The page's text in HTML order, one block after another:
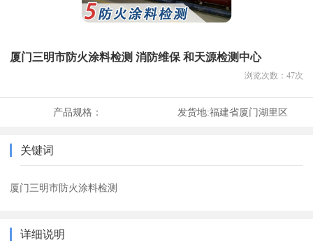
厦门三明市防火涂料检测 消防维保 和天源检测中心
浏览次数： 47次
产品规格： 发货地:福建省厦门湖里区
关键词
厦门三明市防火涂料检测
详细说明